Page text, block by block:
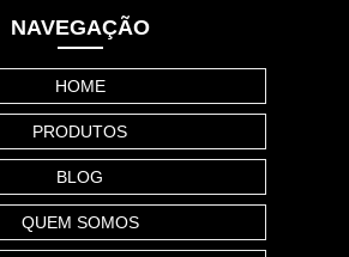
NAVEGAÇÃO
HOME
PRODUTOS
BLOG
QUEM SOMOS